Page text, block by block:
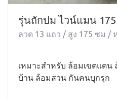
รุ่นถักปม ไวน์แมน
ลวด 13 แถว / สูง 175 ซม /
เหมาะสำหรับ ล้อมเขตแด
บ้าน ล้อมสวน กันคนบุกรุก